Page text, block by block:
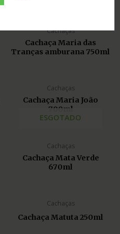
Cachaças
Cachaça Maria das
Tranças amburana 750ml
Cachaças
Cachaça Maria João
700ml
ESGOTADO
Cachaças
Cachaça Mata Verde
670ml
Cachaças
Cachaça Matuta 250ml